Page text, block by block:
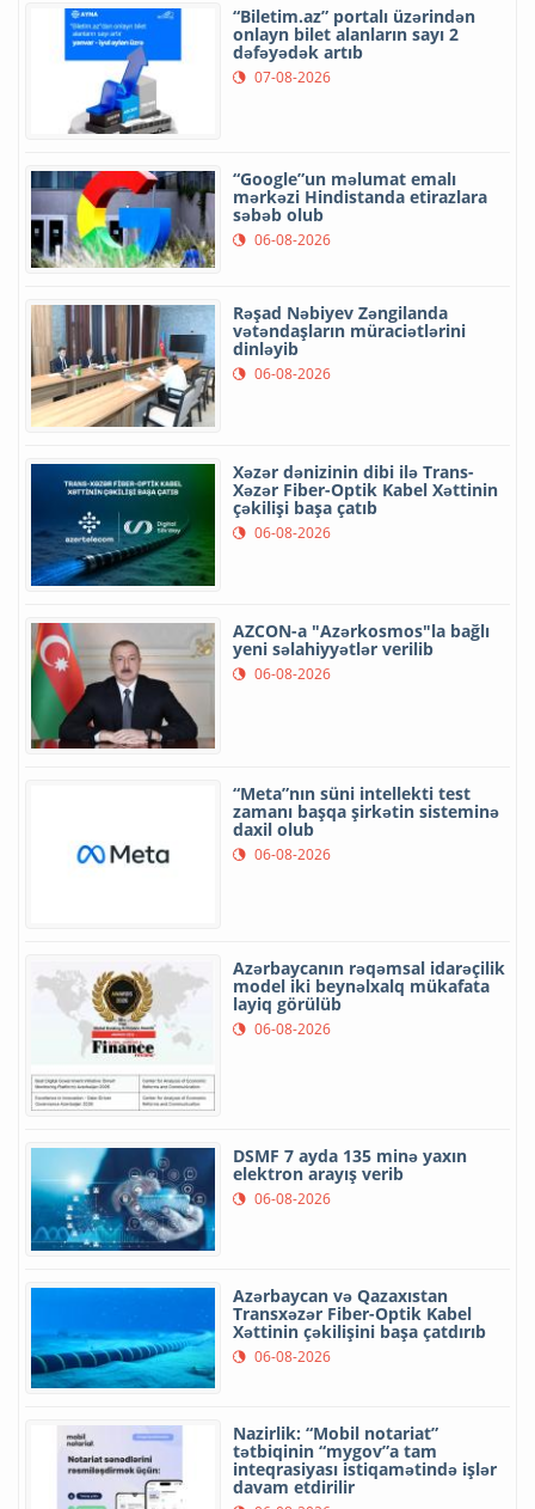
“Biletim.az” portalı üzərindən
onlayn bilet alanların sayı 2
dəfəyədək artıb
07-08-2026
“Google”un məlumat emalı
mərkəzi Hindistanda etirazlara
səbəb olub
06-08-2026
Rəşad Nəbiyev Zəngilanda
vətəndaşların müraciətlərini
dinləyib
06-08-2026
Xəzər dənizinin dibi ilə Trans-
Xəzər Fiber-Optik Kabel Xəttinin
çəkilişi başa çatıb
06-08-2026
AZCON-a "Azərkosmos"la bağlı
yeni səlahiyyətlər verilib
06-08-2026
“Meta”nın süni intellekti test
zamanı başqa şirkətin sisteminə
daxil olub
06-08-2026
Azərbaycanın rəqəmsal idarəçilik
model iki beynəlxalq mükafata
layiq görülüb
06-08-2026
DSMF 7 ayda 135 minə yaxın
elektron arayış verib
06-08-2026
Azərbaycan və Qazaxıstan
Transxəzər Fiber-Optik Kabel
Xəttinin çəkilişini başa çatdırıb
06-08-2026
Nazirlik: “Mobil notariat”
tətbiqinin “mygov”a tam
inteqrasiyası istiqamətində işlər
davam etdirilir